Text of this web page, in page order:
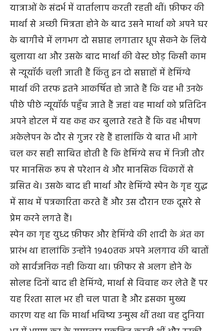
यात्राओं के संदर्भ में वार्तालाप करती रहती थीं। फ़ीफर की
मार्था से अच्छी मित्रता होने के बाद उसने मार्था को अपने घर
के बागीचे में लगभग दो सप्ताह लगातार धूप सेकने के लिये
बुलाया था और उसके बाद मार्था की वेस्ट छोड़ किसी काम
से न्यूयॉर्क चली जाती हैं किंतु इन दो सप्ताहों में हेमिंग्वे
मार्था की तरफ इतने आकर्षित हो जाते हैं कि वह भी उनके
पीछे पीछे न्यूयॉर्क पहुँच जाते हैं जहां वह मार्था को प्रतिदिन
अपने होटल में यह कह कर बुलाते रहते हैं कि वह भीषण
अकेलेपन के दौर से गुजर रहे हैं हालांकि ये बात भी आगे
चल कर सही साबित होती है कि हेमिंग्वे सच में निजी तौर
पर मानसिक रूप से परेशान थे और मानसिक विकारों से
ग्रसित थे। उसके बाद ही मार्था और हेमिंग्वे स्पेन के गृह युद्ध
में साथ में पत्रकारिता करते हैं और उस दौरान एक दूसरे से
प्रेम करने लगते हैं।
स्पेन का गृह युध्द फ़ीफर और हेमिंग्वे की शादी के अंत का
प्रारंभ था हालांकि उन्होंने १९४०तक अपने अलगाव की बातों
को सार्वजनिक नही किया था। फ़ीफर से अलग होने के
सोलह दिनों बाद ही हेमिंग्वे, मार्था से विवाह कर लेते हैं पर
यह रिश्ता साल भर ही चल पाता है और इसका मुख्य
कारण यह था कि मार्था भविष्य उन्मुख थीं तथा वह दुनिया